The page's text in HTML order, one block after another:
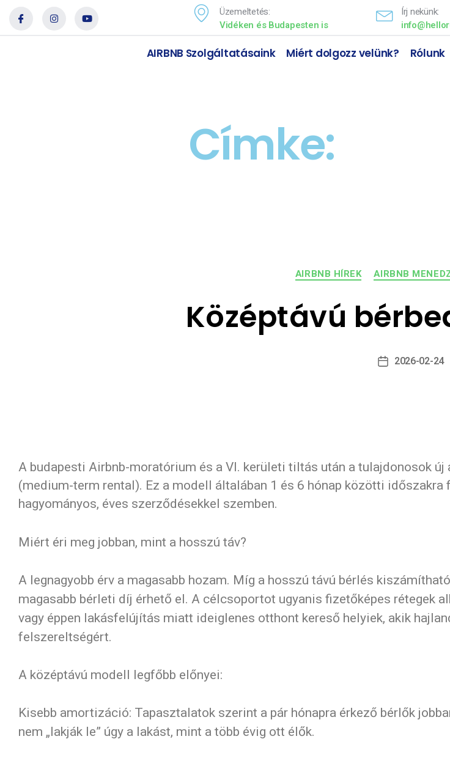
Üzemeltetés:
Vidéken és Budapesten is
Írj nekünk:
AIRBNB Szolgáltatásaink Miért dolgozz velünk? Rólunk
Címke:
AIRBNB HÍREK AIRBNB
Középtávú
2026-02-24
A budapesti Airbnb-moratórium és a VI. kerületi tiltás után a tulajdonosok új
(medium-term rental). Ez a modell általában 1 és 6 hónap közötti időszakra
hagyományos, éves szerződésekkel szemben.
Miért éri meg jobban, mint a hosszú táv?
A legnagyobb érv a magasabb hozam. Míg a hosszú távú bérlés
magasabb bérleti díj érhető el. A célcsoportot ugyanis fizetőképes rétegek
vagy éppen lakásfelújítás miatt ideiglenes otthont kereső helyiek, akik
felszereltségért.
A középtávú modell legfőbb előnyei:
Kisebb amortizáció: Tapasztalatok szerint a pár hónapra érkező bérlők
nem „lakják le” úgy a lakást, mint a több évig ott élők.